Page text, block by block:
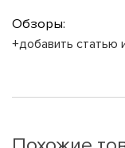
Обзоры:
+добавить статью